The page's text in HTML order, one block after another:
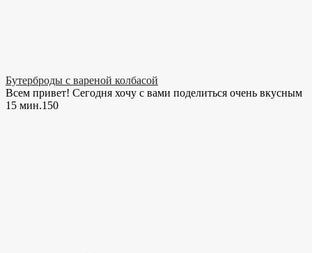
Бутерброды с вареной колбасой
Всем привет! Сегодня хочу с вами поделиться очень вкусным
15 мин.150